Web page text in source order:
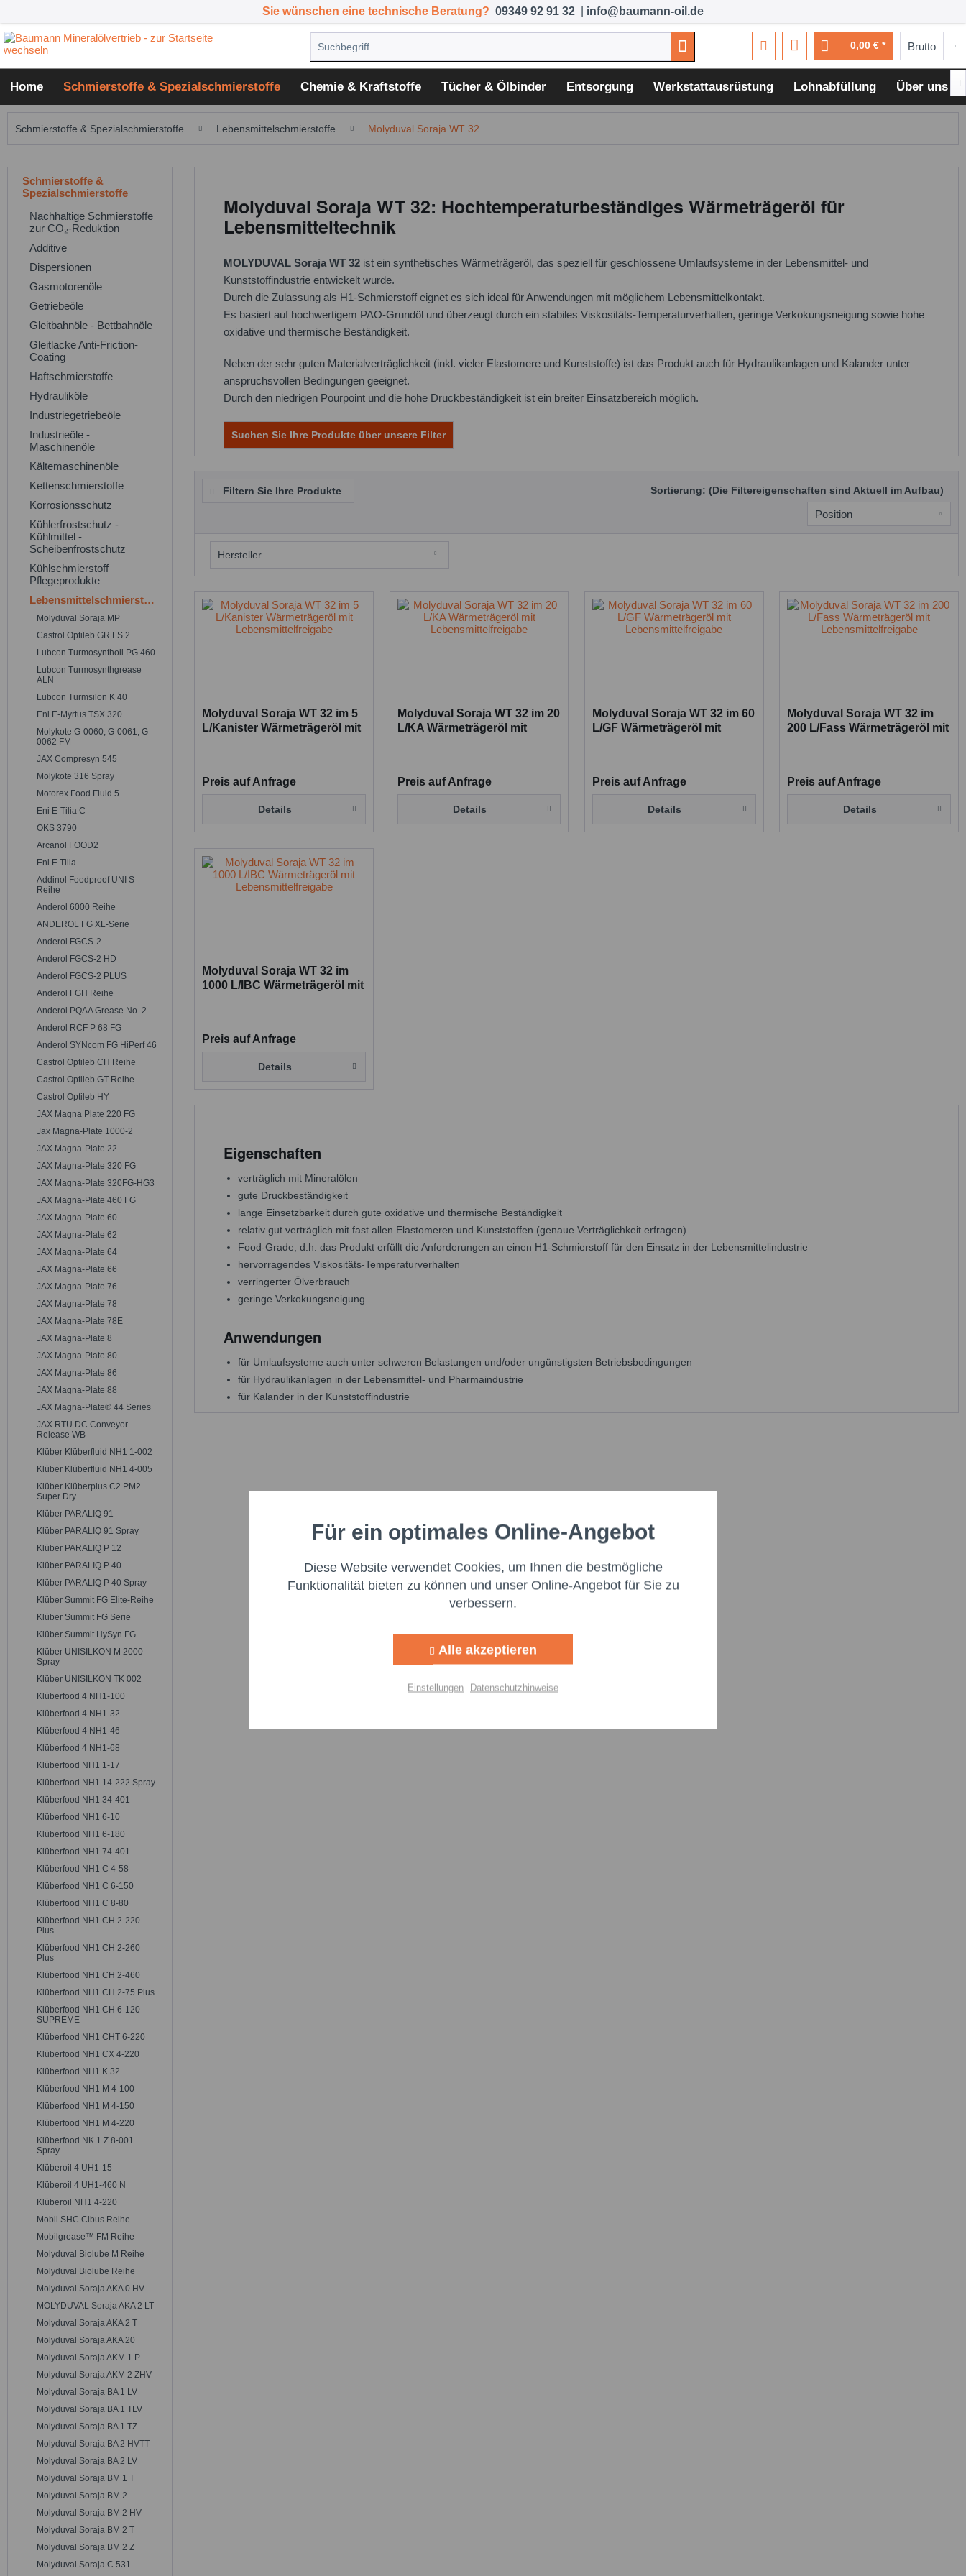
Sie wünschen eine technische Beratung? 09349 92 91 32 info@baumann-oil.de
0,00 € *
Home Schmierstoffe & Spezialschmierstoffe Chemie & Kraftstoffe Tücher & Ölbinder Entsorgung Werkstattausrüstung Lohnabfüllung Über uns 
Schmierstoffe & Spezialschmierstoffe Lebensmittelschmierstoffe Molyduval Soraja WT 32
Schmierstoffe &
Spezialschmierstoffe
Nachhaltige Schmierstoffe
zur CO₂-Reduktion
Additive
Dispersionen
Gasmotorenöle
Getriebeöle
Gleitbahnöle - Bettbahnöle
Gleitlacke Anti-Friction-
Coating
Haftschmierstoffe
Hydrauliköle
Industriegetriebeöle
Industrieöle -
Maschinenöle
Kältemaschinenöle
Kettenschmierstoffe
Korrosionsschutz
Kühlerfrostschutz -
Kühlmittel -
Scheibenfrostschutz
Kühlschmierstoff
Pflegeprodukte
Lebensmittelschmierstoffe
Molyduval Soraja MP
Castrol Optileb GR FS 2
Lubcon Turmosynthoil PG 460
Lubcon Turmosynthgrease
ALN
Lubcon Turmsilon K 40
Eni E-Myrtus TSX 320
Molykote G-0060, G-0061, G-
0062 FM
JAX Compresyn 545
Molykote 316 Spray
Motorex Food Fluid 5
Eni E-Tilia C
OKS 3790
Arcanol FOOD2
Eni E Tilia
Addinol Foodproof UNI S
Reihe
Anderol 6000 Reihe
ANDEROL FG XL-Serie
Anderol FGCS-2
Anderol FGCS-2 HD
Anderol FGCS-2 PLUS
Anderol FGH Reihe
Anderol PQAA Grease No. 2
Anderol RCF P 68 FG
Anderol SYNcom FG HiPerf 46
Castrol Optileb CH Reihe
Castrol Optileb GT Reihe
Castrol Optileb HY
JAX Magna Plate 220 FG
Jax Magna-Plate 1000-2
JAX Magna-Plate 22
JAX Magna-Plate 320 FG
JAX Magna-Plate 320FG-HG3
JAX Magna-Plate 460 FG
JAX Magna-Plate 60
JAX Magna-Plate 62
JAX Magna-Plate 64
JAX Magna-Plate 66
JAX Magna-Plate 76
JAX Magna-Plate 78
JAX Magna-Plate 78E
JAX Magna-Plate 8
JAX Magna-Plate 80
JAX Magna-Plate 86
JAX Magna-Plate 88
JAX Magna-Plate® 44 Series
JAX RTU DC Conveyor
Release WB
Klüber Klüberfluid NH1 1-002
Klüber Klüberfluid NH1 4-005
Klüber Klüberplus C2 PM2
Super Dry
Klüber PARALIQ 91
Klüber PARALIQ 91 Spray
Klüber PARALIQ P 12
Klüber PARALIQ P 40
Klüber PARALIQ P 40 Spray
Klüber Summit FG Elite-Reihe
Klüber Summit FG Serie
Klüber Summit HySyn FG
Klüber UNISILKON M 2000
Spray
Klüber UNISILKON TK 002
Klüberfood 4 NH1-100
Klüberfood 4 NH1-32
Klüberfood 4 NH1-46
Klüberfood 4 NH1-68
Klüberfood NH1 1-17
Klüberfood NH1 14-222 Spray
Klüberfood NH1 34-401
Klüberfood NH1 6-10
Klüberfood NH1 6-180
Klüberfood NH1 74-401
Klüberfood NH1 C 4-58
Klüberfood NH1 C 6-150
Klüberfood NH1 C 8-80
Klüberfood NH1 CH 2-220
Plus
Klüberfood NH1 CH 2-260
Plus
Klüberfood NH1 CH 2-460
Klüberfood NH1 CH 2-75 Plus
Klüberfood NH1 CH 6-120
SUPREME
Klüberfood NH1 CHT 6-220
Klüberfood NH1 CX 4-220
Klüberfood NH1 K 32
Klüberfood NH1 M 4-100
Klüberfood NH1 M 4-150
Klüberfood NH1 M 4-220
Klüberfood NK 1 Z 8-001
Spray
Klüberoil 4 UH1-15
Klüberoil 4 UH1-460 N
Klüberoil NH1 4-220
Mobil SHC Cibus Reihe
Mobilgrease™ FM Reihe
Molyduval Biolube M Reihe
Molyduval Biolube Reihe
Molyduval Soraja AKA 0 HV
MOLYDUVAL Soraja AKA 2 LT
Molyduval Soraja AKA 2 T
Molyduval Soraja AKA 20
Molyduval Soraja AKM 1 P
Molyduval Soraja AKM 2 ZHV
Molyduval Soraja BA 1 LV
Molyduval Soraja BA 1 TLV
Molyduval Soraja BA 1 TZ
Molyduval Soraja BA 2 HVTT
Molyduval Soraja BA 2 LV
Molyduval Soraja BM 1 T
Molyduval Soraja BM 2
Molyduval Soraja BM 2 HV
Molyduval Soraja BM 2 T
Molyduval Soraja BM 2 Z
Molyduval Soraja C 531
Molyduval Soraja WT 32: Hochtemperaturbeständiges Wärmeträgeröl für
Lebensmitteltechnik
MOLYDUVAL Soraja WT 32 ist ein synthetisches Wärmeträgeröl, das speziell für geschlossene Umlaufsysteme in der Lebensmittel- und
Kunststoffindustrie entwickelt wurde.
Durch die Zulassung als H1-Schmierstoff eignet es sich ideal für Anwendungen mit möglichem Lebensmittelkontakt.
Es basiert auf hochwertigem PAO-Grundöl und überzeugt durch ein stabiles Viskositäts-Temperaturverhalten, geringe Verkokungsneigung sowie hohe
oxidative und thermische Beständigkeit.
Neben der sehr guten Materialverträglichkeit (inkl. vieler Elastomere und Kunststoffe) ist das Produkt auch für Hydraulikanlagen und Kalander unter
anspruchsvollen Bedingungen geeignet.
Durch den niedrigen Pourpoint und die hohe Druckbeständigkeit ist ein breiter Einsatzbereich möglich.
Suchen Sie Ihre Produkte über unsere Filter
Filtern Sie Ihre Produkte Sortierung: (Die Filtereigenschaften sind Aktuell im Aufbau)
Hersteller
Molyduval Soraja WT 32 im 5
L/Kanister Wärmeträgeröl mit
Preis auf Anfrage
Details
Molyduval Soraja WT 32 im 20
L/KA Wärmeträgeröl mit
Preis auf Anfrage
Details
Molyduval Soraja WT 32 im 60
L/GF Wärmeträgeröl mit
Preis auf Anfrage
Details
Molyduval Soraja WT 32 im
200 L/Fass Wärmeträgeröl mit
Preis auf Anfrage
Details
Molyduval Soraja WT 32 im
1000 L/IBC Wärmeträgeröl mit
Preis auf Anfrage
Details
Eigenschaften
verträglich mit Mineralölen
gute Druckbeständigkeit
lange Einsetzbarkeit durch gute oxidative und thermische Beständigkeit
relativ gut verträglich mit fast allen Elastomeren und Kunststoffen (genaue Verträglichkeit erfragen)
Food-Grade, d.h. das Produkt erfüllt die Anforderungen an einen H1-Schmierstoff für den Einsatz in der Lebensmittelindustrie
hervorragendes Viskositäts-Temperaturverhalten
verringerter Ölverbrauch
geringe Verkokungsneigung
Anwendungen
für Umlaufsysteme auch unter schweren Belastungen und/oder ungünstigsten Betriebsbedingungen
für Hydraulikanlagen in der Lebensmittel- und Pharmaindustrie
für Kalander in der Kunststoffindustrie
Funktionale Aktiv
Marketing Aktiv
Für ein optimales Online-Angebot
Diese Website verwendet Cookies, um Ihnen die bestmögliche
Funktionalität bieten zu können und unser Online-Angebot für Sie zu
verbessern.
Alle akzeptieren
Einstellungen Datenschutzhinweise